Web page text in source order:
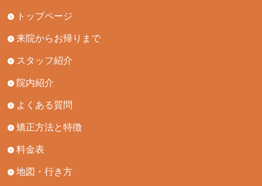
トップページ
来院からお帰りまで
スタッフ紹介
院内紹介
よくある質問
矯正方法と特徴
料金表
地図・行き方